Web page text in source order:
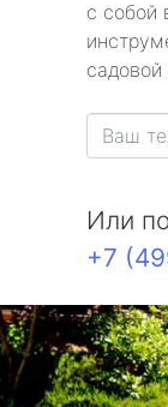
с собой
садовой
Или
+7